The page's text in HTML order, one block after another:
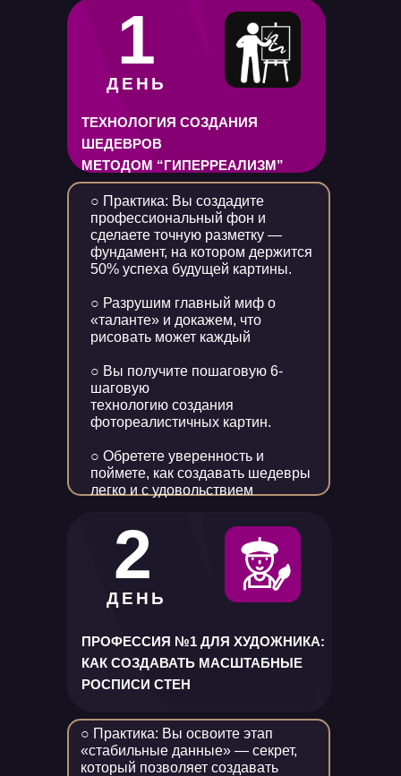
○ Практика: Вы создадите
профессиональный фон и
сделаете точную разметку —
фундамент, на котором держится
50% успеха будущей картины.
○ Разрушим главный миф о
«таланте» и докажем, что
рисовать может каждый
○ Вы получите пошаговую 6-
шаговую
технологию создания
фотореалистичных картин.
○ Обретете уверенность и
поймете, как создавать шедевры
легко и с удовольствием
ТЕХНОЛОГИЯ СОЗДАНИЯ
ШЕДЕВРОВ
МЕТОДОМ “ГИПЕРРЕАЛИЗМ”
1
ДЕНЬ
○ Практика: Вы освоите этап
«стабильные данные» — секрет,
который позволяет создавать
ПРОФЕССИЯ №1 ДЛЯ ХУДОЖНИКА:
КАК СОЗДАВАТЬ МАСШТАБНЫЕ
РОСПИСИ СТЕН
2
ДЕНЬ